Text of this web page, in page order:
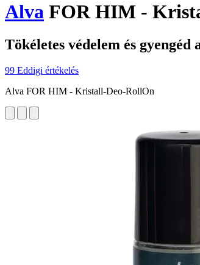
Alva FOR HIM -
Tökéletes védelem és
99 Eddigi értékelés
Alva FOR HIM - Kristall-Deo-RollOn